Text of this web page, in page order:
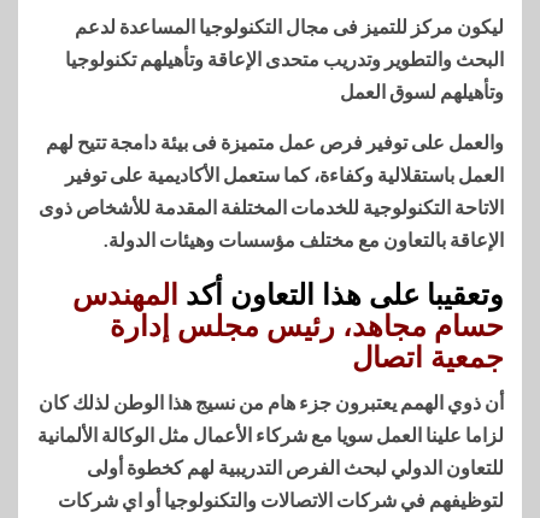
ليكون مركز للتميز فى مجال التكنولوجيا المساعدة لدعم
البحث والتطوير وتدريب متحدى الإعاقة وتأهيلهم تكنولوجيا
وتأهيلهم لسوق العمل
والعمل على توفير فرص عمل متميزة فى بيئة دامجة تتيح لهم
العمل باستقلالية وكفاءة، كما ستعمل الأكاديمية على توفير
الاتاحة التكنولوجية للخدمات المختلفة المقدمة للأشخاص ذوى
الإعاقة بالتعاون مع مختلف مؤسسات وهيئات الدولة.
وتعقيبا على هذا التعاون أكد المهندس
حسام مجاهد، رئيس مجلس إدارة
جمعية اتصال
أن ذوي الهمم يعتبرون جزء هام من نسيج هذا الوطن لذلك كان
لزاما علينا العمل سويا مع شركاء الأعمال مثل الوكالة الألمانية
للتعاون الدولي لبحث الفرص التدريبية لهم كخطوة أولى
لتوظيفهم في شركات الاتصالات والتكنولوجيا أو اي شركات